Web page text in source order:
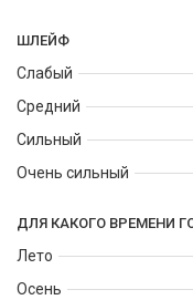
постоянно
привыкание и
удовольствиям чувств.
ШЛЕЙФ
Слабый
Средний
Сильный
Очень сильный
ДЛЯ КАКОГО ВРЕМЕНИ
Лето
Осень